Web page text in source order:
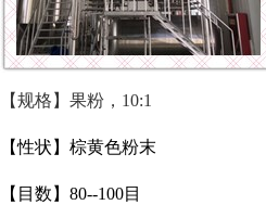
【规格】果粉， 10:1
【性状】棕黄色粉末
【目数】 80--100目